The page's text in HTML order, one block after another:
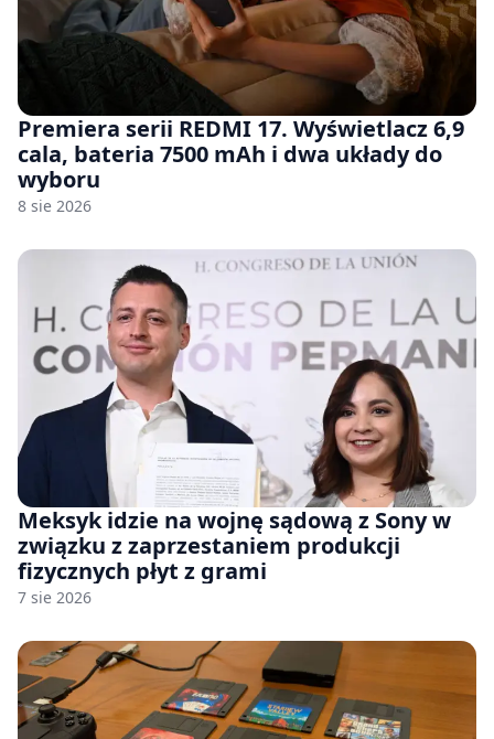
Premiera serii REDMI 17. Wyświetlacz 6,9
cala, bateria 7500 mAh i dwa układy do
wyboru
8 sie 2026
Meksyk idzie na wojnę sądową z Sony w
związku z zaprzestaniem produkcji
fizycznych płyt z grami
7 sie 2026